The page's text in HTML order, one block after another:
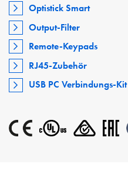
Optistick Smart
Output-Filter
Remote-Keypads
RJ45-Zubehör
USB PC Verbindungs-Kit